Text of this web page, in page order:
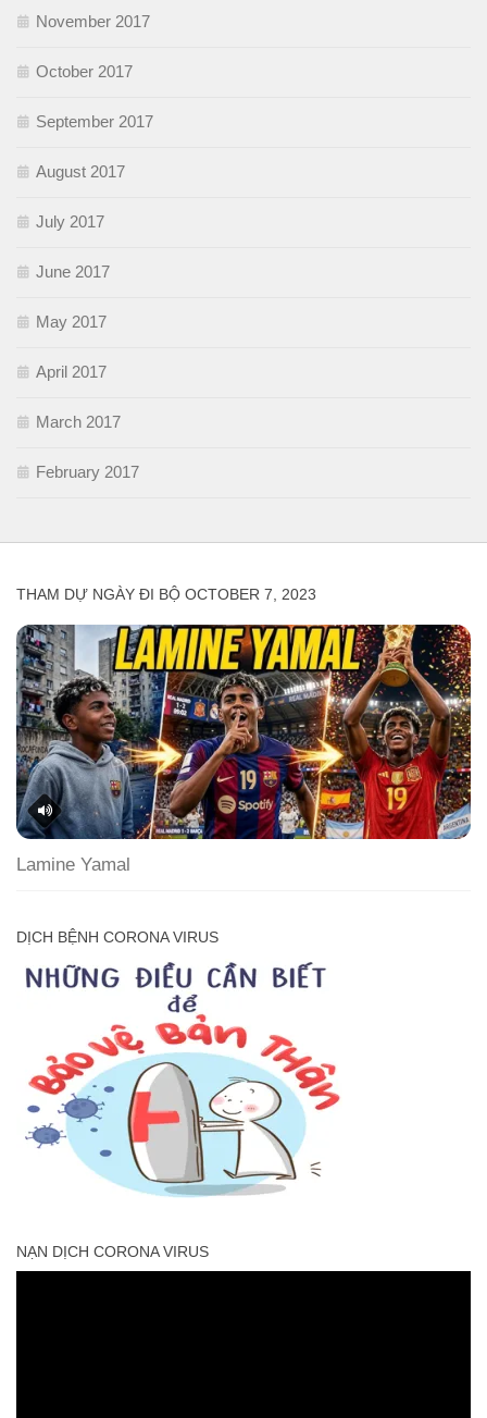
November 2017
October 2017
September 2017
August 2017
July 2017
June 2017
May 2017
April 2017
March 2017
February 2017
THAM DỰ NGÀY ĐI BỘ OCTOBER 7, 2023
Lamine Yamal
DỊCH BỆNH CORONA VIRUS
NẠN DỊCH CORONA VIRUS